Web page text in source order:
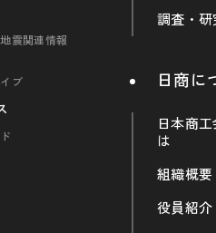
震関連情報
ブ
調査・研
日商に
日本商
は
組織概要
役員紹介